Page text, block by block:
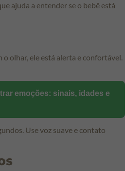
ajuda a entender se o bebê está
olhar, ele está alerta e confortável.
emoções: sinais, idades e
Use voz suave e contato